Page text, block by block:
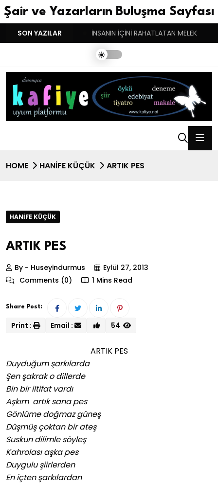
Şair ve Yazarların Buluşma Sayfası
SON YAZILAR
BASARINDIR! İNSANIN İÇİNİ RAHATLATAN MELEK
HOME HANIFE KÜÇÜK ARTIK PES
HANIFE KÜÇÜK
ARTIK PES
By - Huseyindurmus
Eylül 27, 2013
Comments (0)
1 Mins Read
Share Post:
Print : Email : 54
ARTIK PES
Duyduğum şarkılarda
Şen şakrak o dillerde
Bin bir iltifat vardı
Aşkım artık sana pes
Gönlüme doğmaz güneş
Düşmüş çoktan bir ateş
Suskun dilimle söyleş
Kahrolası aşka pes
Duygulu şiirlerden
En içten şarkılardan